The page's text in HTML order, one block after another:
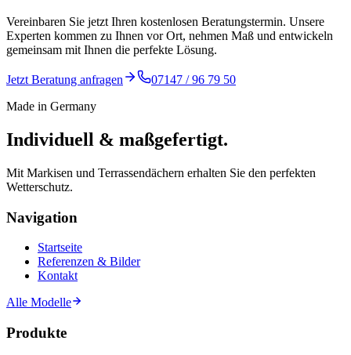
Vereinbaren Sie jetzt Ihren kostenlosen Beratungstermin. Unsere
Experten kommen zu Ihnen vor Ort, nehmen Maß und entwickeln
gemeinsam mit Ihnen die perfekte Lösung.
Jetzt Beratung anfragen
07147 / 96 79 50
Made in Germany
Individuell & maßgefertigt.
Mit Markisen und Terrassendächern erhalten Sie den perfekten
Wetterschutz.
Navigation
Startseite
Referenzen & Bilder
Kontakt
Alle Modelle
Produkte